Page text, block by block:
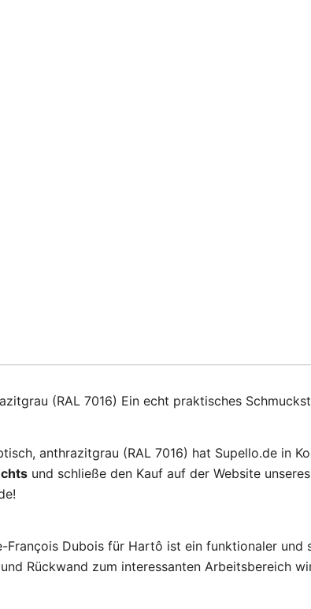
(RAL 7016) Ein echt praktisches
anthrazitgrau (RAL 7016) hat Supello.de in
und schließe den Kauf auf der Website
François Dubois für Hartô ist ein funktionaler
Rückwand zum interessanten Arbeitsbereich